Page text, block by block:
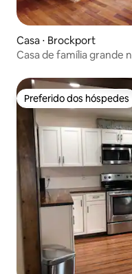
Casa ⋅ Brockport
Casa de família grande
Preferido dos hóspedes
Preferido dos hóspedes